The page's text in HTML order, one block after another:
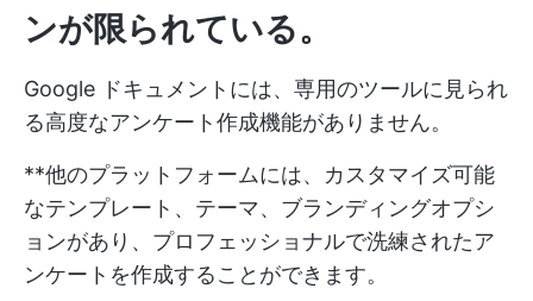
ンが限られている。
Google ドキュメントには、専用のツールに見られ
る高度なアンケート作成機能がありません。
**他のプラットフォームには、カスタマイズ可能
なテンプレート、テーマ、ブランディングオプシ
ョンがあり、プロフェッショナルで洗練されたア
ンケートを作成することができます。